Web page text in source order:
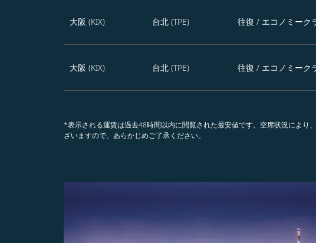
大阪 (KIX) 台北 (TPE) 往復 / エコノミーク
大阪 (KIX) 台北 (TPE) 往復 / エコノミーク
*表示される運賃は過去48時間以内に閲覧された最安値です。空席状況により
ざいますので、あらかじめご了承ください。